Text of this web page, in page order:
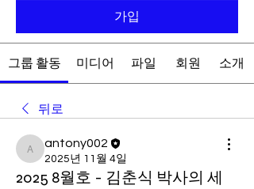
가입
그룹 활동 미디어 파일 회원 소개
뒤로
antony002
antony002
2025년 11월 4일
2025 8월호 - 김춘식 박사의 세